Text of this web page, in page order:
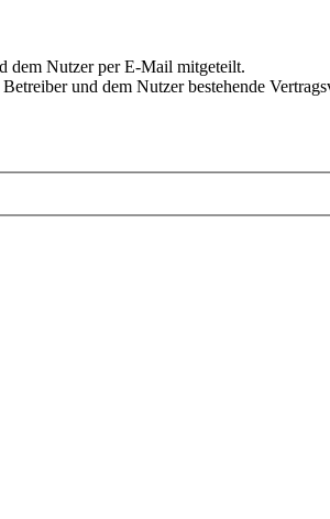
dem Nutzer per E-Mail mitgeteilt.
und dem Nutzer bestehende